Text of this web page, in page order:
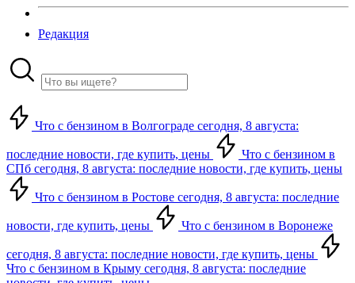
Редакция
Что с бензином в Волгограде сегодня, 8 августа:
последние новости, где купить, цены
Что с бензином в
СПб сегодня, 8 августа: последние новости, где купить, цены
Что с бензином в Ростове сегодня, 8 августа: последние
новости, где купить, цены Что с бензином в Воронеже
сегодня, 8 августа: последние новости, где купить, цены
Что с бензином в Крыму сегодня, 8 августа: последние